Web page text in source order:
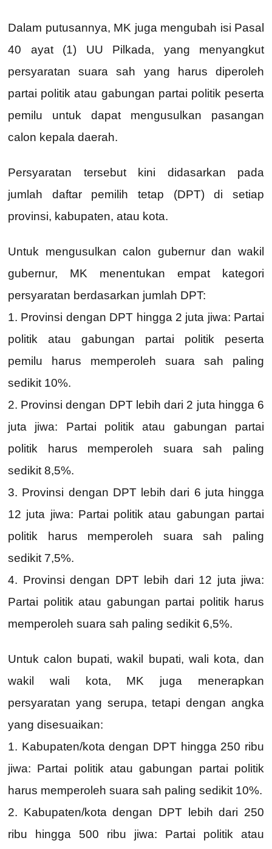
Dalam putusannya, MK juga mengubah isi Pasal
40 ayat (1) UU Pilkada, yang menyangkut
persyaratan suara sah yang harus diperoleh
partai politik atau gabungan partai politik peserta
pemilu untuk dapat mengusulkan pasangan
calon kepala daerah.
Persyaratan tersebut kini didasarkan pada
jumlah daftar pemilih tetap (DPT) di setiap
provinsi, kabupaten, atau kota.
Untuk mengusulkan calon gubernur dan wakil
gubernur, MK menentukan empat kategori
persyaratan berdasarkan jumlah DPT:
1. Provinsi dengan DPT hingga 2 juta jiwa: Partai
politik atau gabungan partai politik peserta
pemilu harus memperoleh suara sah paling
sedikit 10%.
2. Provinsi dengan DPT lebih dari 2 juta hingga 6
juta jiwa: Partai politik atau gabungan partai
politik harus memperoleh suara sah paling
sedikit 8,5%.
3. Provinsi dengan DPT lebih dari 6 juta hingga
12 juta jiwa: Partai politik atau gabungan partai
politik harus memperoleh suara sah paling
sedikit 7,5%.
4. Provinsi dengan DPT lebih dari 12 juta jiwa:
Partai politik atau gabungan partai politik harus
memperoleh suara sah paling sedikit 6,5%.
Untuk calon bupati, wakil bupati, wali kota, dan
wakil wali kota, MK juga menerapkan
persyaratan yang serupa, tetapi dengan angka
yang disesuaikan:
1. Kabupaten/kota dengan DPT hingga 250 ribu
jiwa: Partai politik atau gabungan partai politik
harus memperoleh suara sah paling sedikit 10%.
2. Kabupaten/kota dengan DPT lebih dari 250
ribu hingga 500 ribu jiwa: Partai politik atau